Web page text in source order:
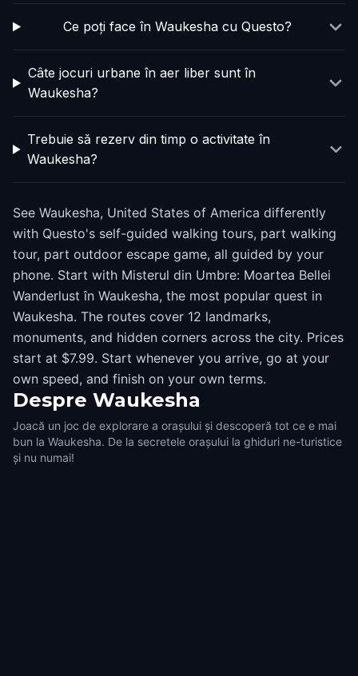
Ce poți face în Waukesha cu Questo?
Câte jocuri urbane în aer liber sunt în
Waukesha?
Trebuie să rezerv din timp o activitate în
Waukesha?
See Waukesha, United States of America differently
with Questo's self-guided walking tours, part walking
tour, part outdoor escape game, all guided by your
phone. Start with Misterul din Umbre: Moartea Bellei
Wanderlust în Waukesha, the most popular quest in
Waukesha. The routes cover 12 landmarks,
monuments, and hidden corners across the city. Prices
start at $7.99. Start whenever you arrive, go at your
own speed, and finish on your own terms.
Despre Waukesha
Joacă un joc de explorare a orașului și descoperă tot ce e mai
bun la Waukesha. De la secretele orașului la ghiduri ne-turistice
și nu numai!